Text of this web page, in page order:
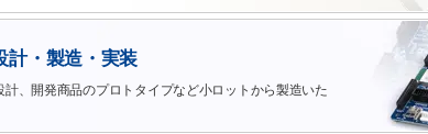
計・製造・実装
計、開発商品のプロトタイプなど小ロットから製造いた